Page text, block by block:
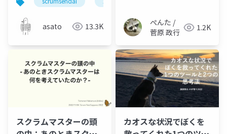
#scrumsendai
asato 13.3K
ぺんた /
菅原 政行
1.2K
スクラムマスターの頭
カオスな状況でぼくを